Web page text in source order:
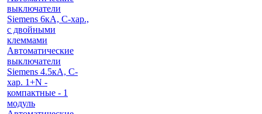
выключатели
Siemens 6кА, C-хар.,
с двойными
клеммами
Автоматические
выключатели
Siemens 4.5кА, C-
хар. 1+N -
компактные - 1
модуль